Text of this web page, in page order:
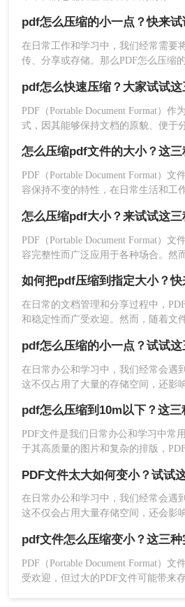
降。
量压缩的软件以提高效率
二、使用在线PDF压缩工具
在线PDF压缩工具如Smallpdf
载安装任何软件，只需在浏览
成压缩。这种方法适合偶尔需
操作步骤：
https://pdftoword.55.la/
2、上传PDF文件，需要注意的
件设置了密码保护，那么先要
3、如果对压缩有要求，还可以
烦，这时我们就需要对PDF进行压缩
大小呢？下面我们一起看看！
在日常工作和学习中，我们经常需要
传、分享或存储。那么PDF怎么压缩
最合适的方式。
pdf怎么快速压缩？大家试试这
PDF（Portable Document Format）作
式，因其能够保持文档的原貌、便于
随之增加，这不仅占用了宝贵的存储
输效率。因此，掌握pdf怎么快速压缩
文将介绍几种快速压缩PDF文件的方
PDF（Portable Document Format）文
容保持不变的特性，在日常生活和工
而变得体积庞大，这不仅占用了大量
享时带来不便。因此，压缩PDF文件
需求。那么怎么压缩pdf文件的大小​呢
缩PDF文件大小的方法，帮助用户轻
怎么压缩pdf大小？来试试这三
PDF（Portable Document Format）文
容完整性而广泛应用于各种场合。然
给存储和传输带来了不便。那么怎么
这个问题，本文将介绍三种压缩PDF
在日常的文档管理和分享过程中，
和稳定性而广受欢迎。然而，随着文
还可能影响文件的传输速度。因此，
小成为了一个常见的需求。那么如何
本文将介绍几种实用的方法，帮助您
在日常办公和学习中，我们经常会遇
这不仅占用了大量的存储空间，还影
三种实用的PDF压缩方法，帮助您轻
小。
pdf怎么压缩到10m以下？这三
PDF文件是我们日常办公和学习中常
于其高质量的图片和复杂的排版，
决类似的问题，你必须压缩PDF文件
缩到10m以下呢?接下来推荐三种压缩
来看看。
在日常办公和学习中，我们经常会遇
这不仅会占用大量存储空间，还会影
将介绍三种常用的PDF压缩方法。
PDF（Portable Document Format）文
受欢迎，但过大的PDF文件可能带来